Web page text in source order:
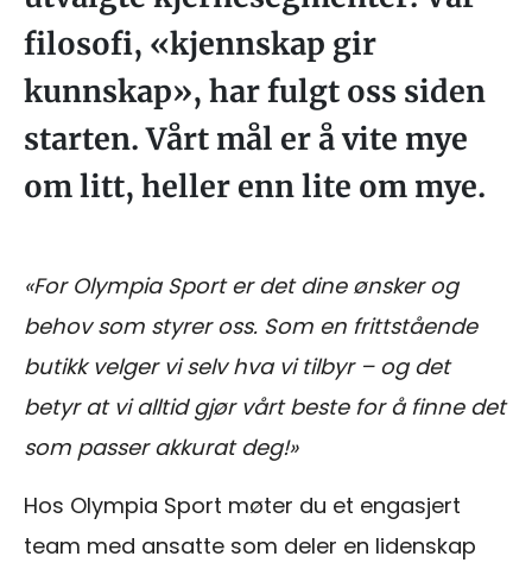
filosofi, «kjennskap gir
kunnskap», har fulgt oss siden
starten. Vårt mål er å vite mye
om litt, heller enn lite om mye.
«For Olympia Sport er det dine ønsker og
behov som styrer oss. Som en frittstående
butikk velger vi selv hva vi tilbyr – og det
betyr at vi alltid gjør vårt beste for å finne det
som passer akkurat deg!»
Hos Olympia Sport møter du et engasjert
team med ansatte som deler en lidenskap